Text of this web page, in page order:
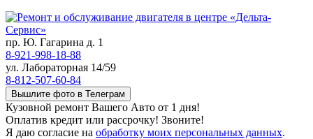
пр. Ю. Гагарина д. 1
8-921-998-18-88
ул. Лабораторная 14/59
8-812-507-60-84
Вышлите фото в Телеграм
Кузовной ремонт Вашего Авто от 1 дня!
Оплатив кредит или рассрочку! Звоните!
Я даю согласие на обработку моих персональных данных.